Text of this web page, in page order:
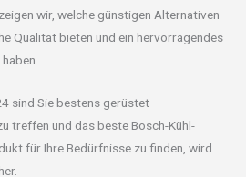
wir, welche günstigen Alternativen
Qualität bieten und ein hervorragendes
sind Sie bestens gerüstet
treffen und das beste Bosch-Kühl-
für Ihre Bedürfnisse zu finden, wird